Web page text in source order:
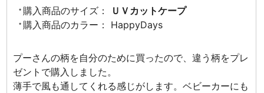
購入商品のサイズ：
ＵＶカットケープ
購入商品のカラー：
HappyDays
プーさんの柄を自分のために買ったので、違う柄をプレ
ゼントで購入しました。
薄手で風も通してくれる感じがします。ベビーカーにも